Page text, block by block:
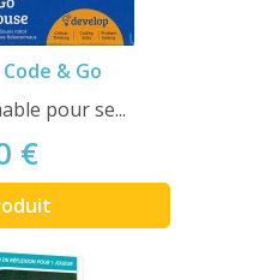
& Go
pour se...
€